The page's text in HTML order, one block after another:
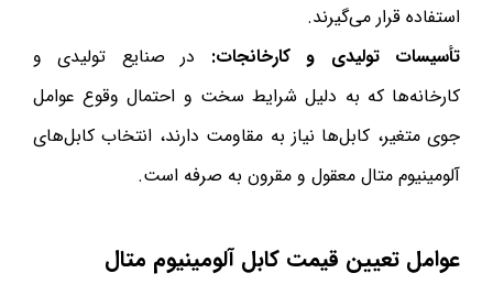
استفاده قرار می‌گیرند.
تأسیسات تولیدی و کارخانجات: در صنایع تولیدی و
کارخانه‌ها که به دلیل شرایط سخت و احتمال وقوع عوامل
جوی متغیر، کابل‌ها نیاز به مقاومت دارند، انتخاب کابل‌های
آلومینیوم متال معقول و مقرون به صرفه است.
عوامل تعیین قیمت کابل آلومینیوم متال